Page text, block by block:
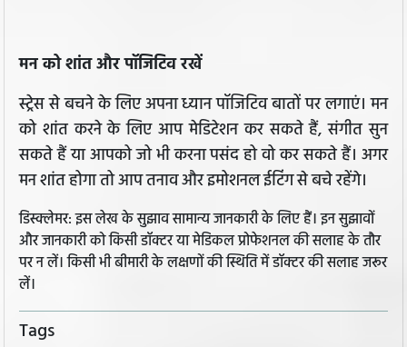
मन को शांत और पॉजिटिव रखें
स्ट्रेस से बचने के लिए अपना ध्यान पॉजिटिव बातों पर लगाएं। मन
को शांत करने के लिए आप मेडिटेशन कर सकते हैं, संगीत सुन
सकते हैं या आपको जो भी करना पसंद हो वो कर सकते हैं। अगर
मन शांत होगा तो आप तनाव और इमोशनल ईटिंग से बचे रहेंगे।
डिस्क्लेमर: इस लेख के सुझाव सामान्य जानकारी के लिए हैं। इन सुझावों
और जानकारी को किसी डॉक्टर या मेडिकल प्रोफेशनल की सलाह के तौर
पर न लें। किसी भी बीमारी के लक्षणों की स्थिति में डॉक्टर की सलाह जरूर
लें।
Tags